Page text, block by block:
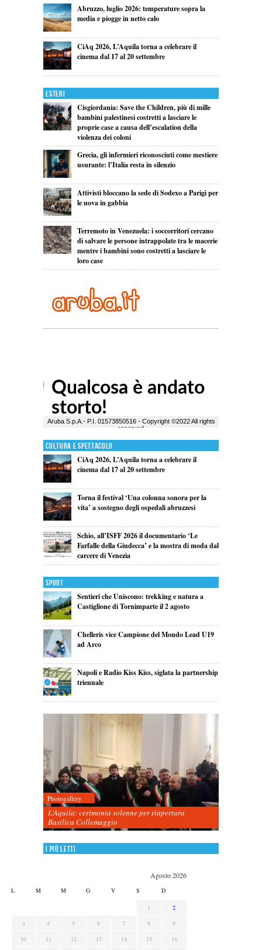
Abruzzo, luglio 2026: temperature sopra la
media e piogge in netto calo
CiAq 2026, L’Aquila torna a celebrare il
cinema dal 17 al 20 settembre
Esteri
Cisgiordania: Save the Children, più di mille
bambini palestinesi costretti a lasciare le
proprie case a causa dell’escalation della
violenza dei coloni
Grecia, gli infermieri riconosciuti come mestiere
usurante: l’Italia resta in silenzio
Attivisti bloccano la sede di Sodexo a Parigi per
le uova in gabbia
Terremoto in Venezuela: i soccorritori cercano
di salvare le persone intrappolate tra le macerie
mentre i bambini sono costretti a lasciare le
loro case
Cultura e Spettacolo
CiAq 2026, L’Aquila torna a celebrare il
cinema dal 17 al 20 settembre
Torna il festival ‘Una colonna sonora per la
vita’ a sostegno degli ospedali abruzzesi
Schio, all’ISFF 2026 il documentario ‘Le
Farfalle della Giudecca’ e la mostra di moda dal
carcere di Venezia
Sport
Sentieri che Uniscono: trekking e natura a
Castiglione di Tornimparte il 2 agosto
Chelleris vice Campione del Mondo Lead U19
ad Arco
Napoli e Radio Kiss Kiss, siglata la partnership
triennale
Photogallery
L’Aquila: cerimonia solenne per riapertura
Basilica Collemaggio
I più letti
Agosto 2026
L M M G V S D
1
2
3
4 5 6 7 8
9
10
11 12 13 14 15
16